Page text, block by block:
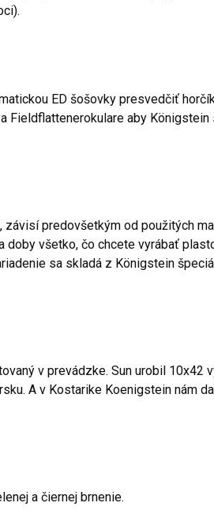
ED šošovky presvedčiť
Fieldflattenerokulare aby Königstein
závisí predovšetkým od použitých
doby všetko, čo chcete vyrábať
sa skladá z Königstein
v prevádzke. Sun urobil 10x42
A v Kostarike Koenigstein nám
a čiernej brnenie.